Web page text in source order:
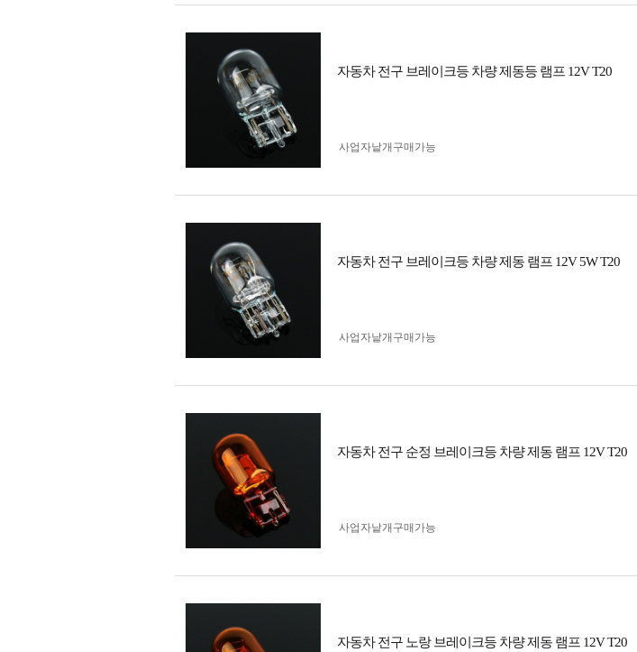
자동차 전구 브레이크등 차량 제동등 램프 12V T20
사업자 낱개구매가능
자동차 전구 브레이크등 차량 제동 램프 12V 5W T20
사업자 낱개구매가능
자동차 전구 순정 브레이크등 차량 제동 램프 12V T20
사업자 낱개구매가능
자동차 전구 노랑 브레이크등 차량 제동 램프 12V T20